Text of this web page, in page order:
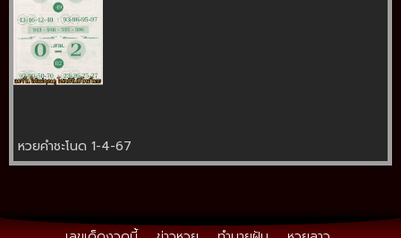
หวยคำชะโนด 1-4-67